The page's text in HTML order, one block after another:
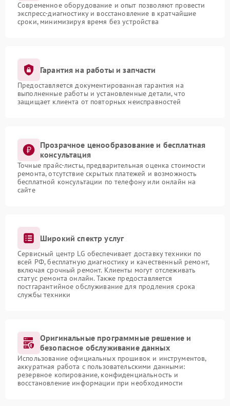
Современное оборудование и опыт позволяют провести
экспресс-диагностику и восстановление в кратчайшие
сроки, минимизируя время без устройства
Гарантия на работы и запчасти
Предоставляется документированная гарантия на
выполненные работы и установленные детали, что
защищает клиента от повторных неисправностей
Прозрачное ценообразование и бесплатная
консультация
Точные прайс-листы, предварительная оценка стоимости
ремонта, отсутствие скрытых платежей и возможность
бесплатной консультации по телефону или онлайн на
сайте
Широкий спектр услуг
Сервисный центр LG обеспечивает доставку техники по
всей РФ, бесплатную диагностику и качественный ремонт,
включая срочный ремонт. Клиенты могут отслеживать
статус ремонта онлайн. Также предоставляется
постгарантийное обслуживание для продления срока
службы техники
Оригинальные программные решение и
безопасное обслуживание данных
Использование официальных прошивок и инструментов,
аккуратная работа с пользовательскими данными:
резервное копирование, конфиденциальность и
восстановление информации при необходимости